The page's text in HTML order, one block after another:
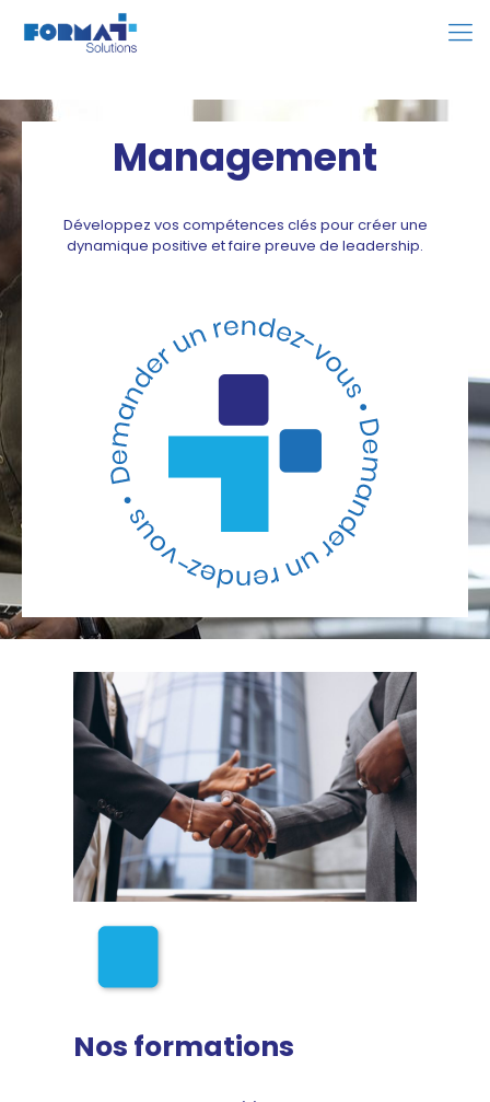
Management
Développez vos compétences clés pour créer une
dynamique positive et faire preuve de leadership.
Nos formations